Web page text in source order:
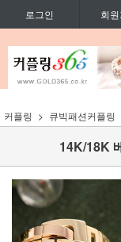
로그인 회
커플링 큐빅패션커플링
14K/18K